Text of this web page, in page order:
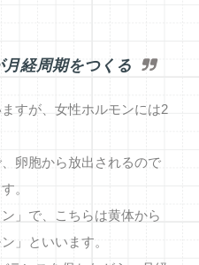
経周期をつくる
すが、女性ホルモンには2
卵胞から放出されるので
。
」で、こちらは黄体から
」といいます。